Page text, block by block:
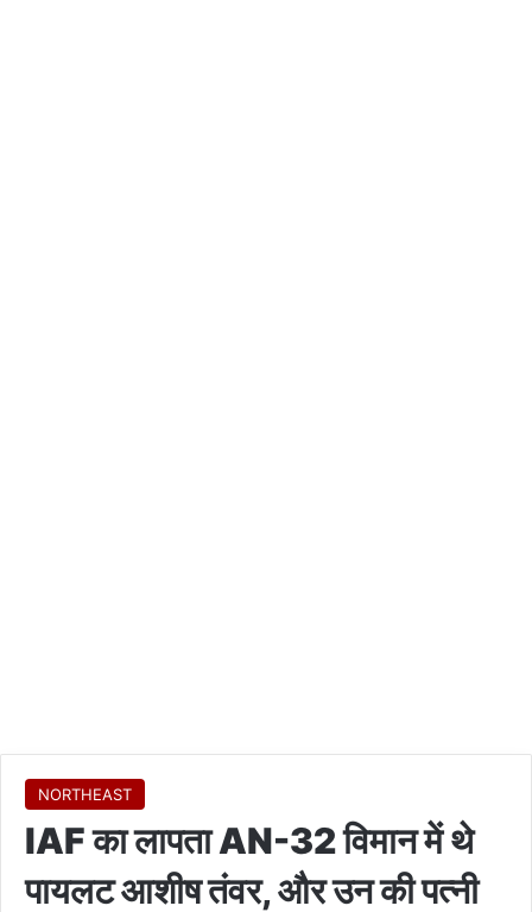
NORTHEAST
IAF का लापता AN-32 विमान में थे
पायलट आशीष तंवर, और उन की पत्नी